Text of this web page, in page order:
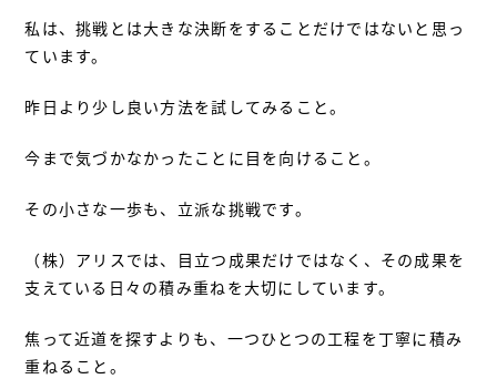
私は、挑戦とは大きな決断をすることだけではないと思っ
ています。
昨日より少し良い方法を試してみること。
今まで気づかなかったことに目を向けること。
その小さな一歩も、立派な挑戦です。
（株）アリスでは、目立つ成果だけではなく、その成果を
支えている日々の積み重ねを大切にしています。
焦って近道を探すよりも、一つひとつの工程を丁寧に積み
重ねること。